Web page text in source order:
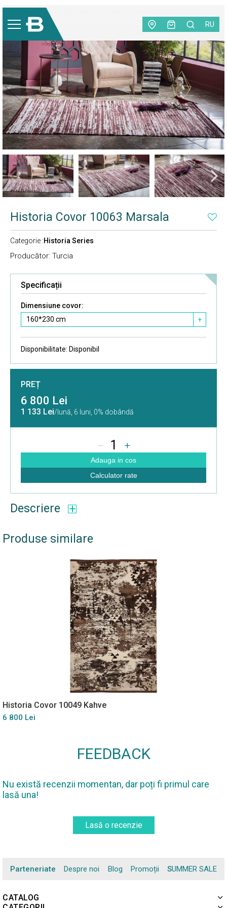
RU
Historia Series
Historia Covor 10063 Marsala
Categorie :Historia Series
Producător: Turcia
Specificații
Dimensiune covor:
160*230 cm
+
Disponibilitate: Disponibil
PREȚ
6 800 Lei
1 133 Lei/lună, 6 luni, 0% dobândă
1
Adauga in cos
Calculator rate
Descriere
Produse similare
Historia Covor 10049 Kahve
6 800 Lei
FEEDBACK
Nu există recenzii momentan, dar poți fi primul care
lasă una!
Lasă o recenzie
Parteneriate Despre noi Blog Promoții SUMMER SALE
CATALOG